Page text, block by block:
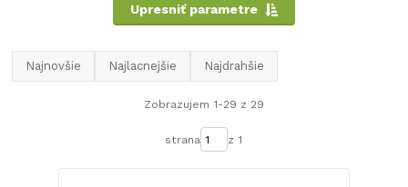
Upresniť parametre
Najnovšie Najlacnejšie Najdrahšie
Zobrazujem 1-29 z 29
strana z 1